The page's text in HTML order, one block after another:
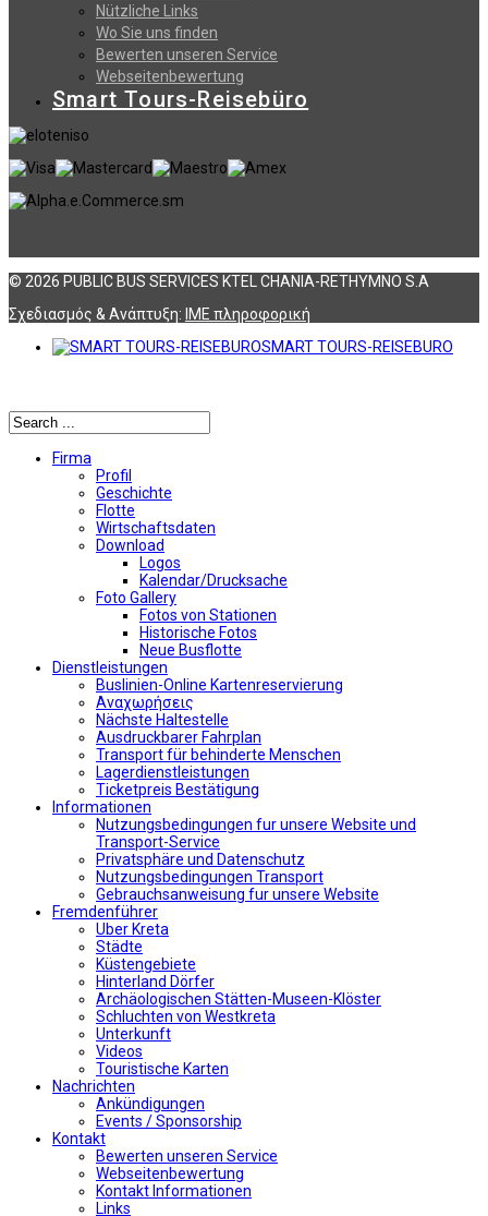
Nützliche Links
Wo Sie uns finden
Bewerten unseren Service
Webseitenbewertung
Smart Tours-Reisebüro
© 2026 PUBLIC BUS SERVICES KTEL CHANIA-RETHYMNO S.A
Σχεδιασμός & Ανάπτυξη: ΙΜΕ πληροφορική
SMART TOURS-REISEBURO
Firma
Profil
Geschichte
Flotte
Wirtschaftsdaten
Download
Logos
Kalendar/Drucksache
Foto Gallery
Fotos von Stationen
Historische Fotos
Neue Busflotte
Dienstleistungen
Buslinien-Online Kartenreservierung
Αναχωρήσεις
Nächste Haltestelle
Αusdruckbarer Fahrplan
Transport für behinderte Menschen
Lagerdienstleistungen
Ticketpreis Bestätigung
Informationen
Nutzungsbedingungen fur unsere Website und
Transport-Service
Privatsphäre und Datenschutz
Nutzungsbedingungen Transport
Gebrauchsanweisung fur unsere Website
Fremdenführer
Uber Kreta
Städte
Küstengebiete
Hinterland Dörfer
Archäologischen Stätten-Museen-Klöster
Schluchten von Westkreta
Unterkunft
Videos
Touristische Karten
Nachrichten
Ankündigungen
Events / Sponsorship
Kontakt
Bewerten unseren Service
Webseitenbewertung
Kontakt Informationen
Links